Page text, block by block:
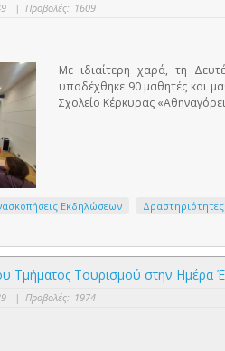
| Προβολές: 1609
Με ιδιαίτερη χαρά, τη
υποδέχθηκε 90 μαθητές και
Σχολείο Κέρκυρας
Εκδηλώσεων
Τμήματος Τουρισμού στην Ημέρα
| Προβολές: 1974